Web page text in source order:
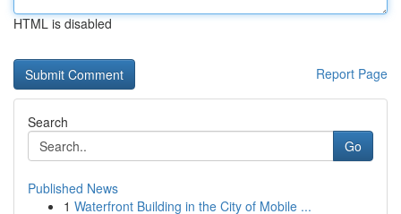
HTML is disabled
Report Page
Search
Go
Published News
1 Waterfront Building in the City of Mobile ...